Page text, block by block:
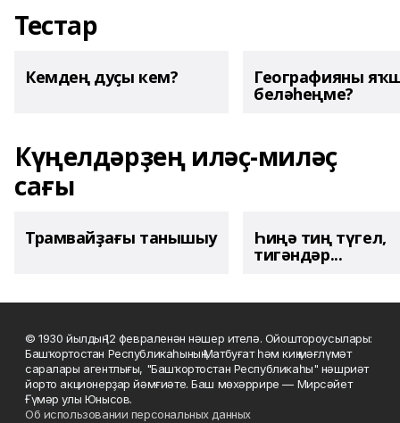
Тестар
Кемдең дуҫы кем? Географияны
беләһеңме?
Күңелдәрҙең иләҫ-миләҫ
сағы
Трамвайҙағы танышыу Һиңә тиң түгел,
тигәндәр...
© 1930 йылдың 12 февраленән нәшер ителә. Ойоштороусылары:
Башҡортостан Республикаһының Матбуғат һәм киң мәғлүмәт
саралары агентлығы, "Башҡортостан Республикаһы" нәшриәт
йорто акционерҙар йәмғиәте. Баш мөхәррире — Мирсәйет
Ғүмәр улы Юнысов.
Об использовании персональных данных